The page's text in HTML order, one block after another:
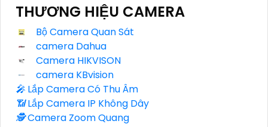
THƯƠNG HIỆU CAMERA
Bộ Camera Quan Sát
camera Dahua
Camera HIKVISON
camera KBvision
️🎤️ Lắp Camera Có Thu Âm
📶Lắp Camera IP Không Dây
🕵️Camera Zoom Quang